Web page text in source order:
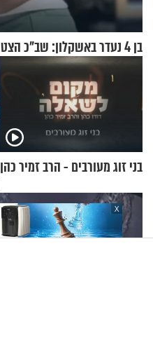
בן 4 נעדר באשקלון: שב"כ הצטרף למאמצי האיתור
בני זוג מעורבים - הרב זמיר כהן
X